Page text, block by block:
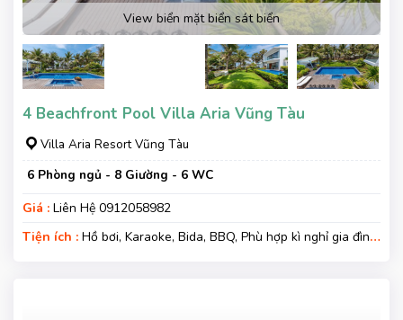
View biển mặt biển sát biển
4 Beachfront Pool Villa Aria Vũng Tàu
Villa Aria Resort Vũng Tàu
6 Phòng ngủ - 8 Giường - 6 WC
Giá : Liên Hệ 0912058982
Tiện ích : Hồ bơi, Karaoke, Bida, BBQ, Phù hợp kì nghỉ gia đình,